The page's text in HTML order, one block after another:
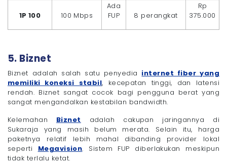
1P 100 100 Mbps
Ada
FUP
8 perangkat
Rp
375.000
5. Biznet
Biznet adalah salah satu penyedia internet fiber yang
memiliki koneksi stabil, kecepatan tinggi, dan latensi
rendah. Biznet sangat cocok bagi pengguna berat yang
sangat mengandalkan kestabilan bandwidth.
Kelemahan Biznet adalah cakupan jaringannya di
Sukaraja yang masih belum merata. Selain itu, harga
paketnya relatif lebih mahal dibanding provider lokal
seperti Megavision. Sistem FUP diberlakukan meskipun
tidak terlalu ketat.